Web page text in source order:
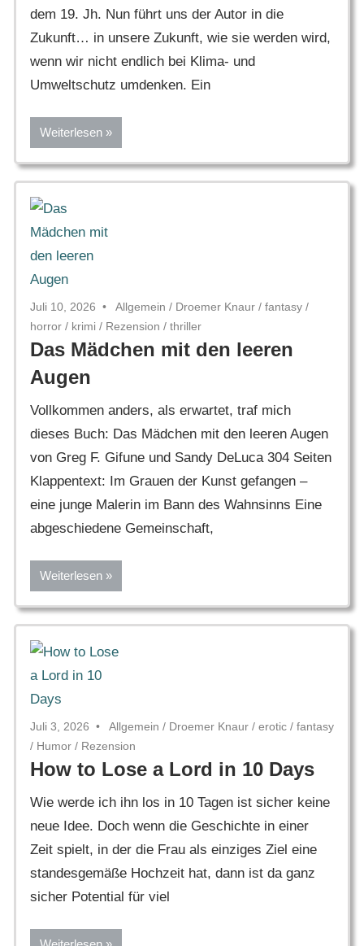
dem 19. Jh. Nun führt uns der Autor in die
Zukunft… in unsere Zukunft, wie sie werden wird,
wenn wir nicht endlich bei Klima- und
Umweltschutz umdenken. Ein
Weiterlesen
Juli 10, 2026 Allgemein / Droemer Knaur / fantasy /
horror / krimi / Rezension / thriller
Das Mädchen mit den leeren
Augen
Vollkommen anders, als erwartet, traf mich
dieses Buch: Das Mädchen mit den leeren Augen
von Greg F. Gifune und Sandy DeLuca 304 Seiten
Klappentext: Im Grauen der Kunst gefangen –
eine junge Malerin im Bann des Wahnsinns Eine
abgeschiedene Gemeinschaft,
Weiterlesen
Juli 3, 2026 Allgemein / Droemer Knaur / erotic / fantasy
/ Humor / Rezension
How to Lose a Lord in 10 Days
Wie werde ich ihn los in 10 Tagen ist sicher keine
neue Idee. Doch wenn die Geschichte in einer
Zeit spielt, in der die Frau als einziges Ziel eine
standesgemäße Hochzeit hat, dann ist da ganz
sicher Potential für viel